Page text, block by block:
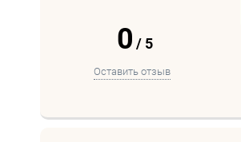
0 / 5
Оставить отзыв